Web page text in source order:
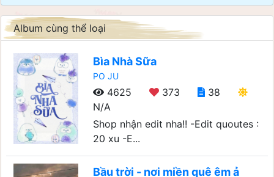
Album cùng thể loại
Bìa Nhà Sữa
PO JU
4625 373
38
N/A
Shop nhận edit nha!! -Edit quoutes :
20 xu -E...
Bầu trời - nơi miền quê êm ả